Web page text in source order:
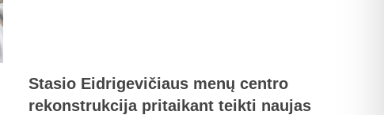
Stasio Eidrigevičiaus menų centro
rekonstrukcija pritaikant teikti naujas